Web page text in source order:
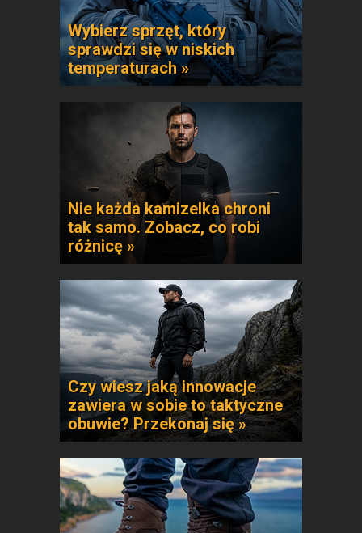
Wybierz sprzęt, który
sprawdzi się w niskich
temperaturach »
Nie każda kamizelka chroni
tak samo. Zobacz, co robi
różnicę »
Czy wiesz jaką innowacje
zawiera w sobie to taktyczne
obuwie? Przekonaj się »